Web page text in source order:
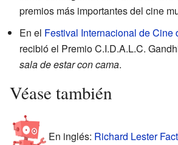
premios más importantes del cine
En el Festival Internacional de Cine
recibió el Premio C.I.D.A.L.C.
sala de estar con cama.
Véase también
En inglés: Richard Lester